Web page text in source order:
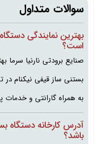
سوالات متداول
بهترین نمایندگی
است؟
صنایع برودتی نارنیا سرما
بستنی ساز قیفی نیکنام
به همراه گارانتی و
آدرس کارخانه دستگاه
باشد؟